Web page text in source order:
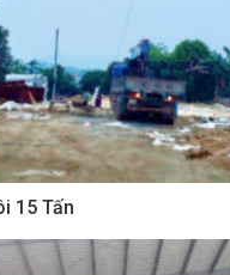
15 Tấn